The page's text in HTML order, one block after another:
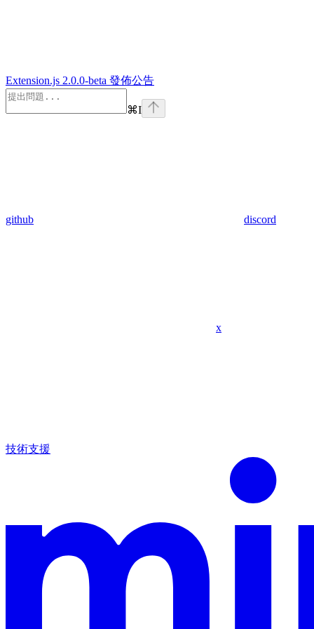
Extension.js 2.0.0-beta 發佈公告
⌘I
github discord
x
技術支援